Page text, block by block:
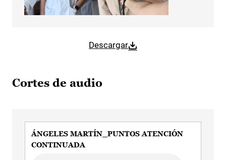
Descargar
Cortes de audio
ÁNGELES MARTÍN_PUNTOS ATENCIÓN
CONTINUADA